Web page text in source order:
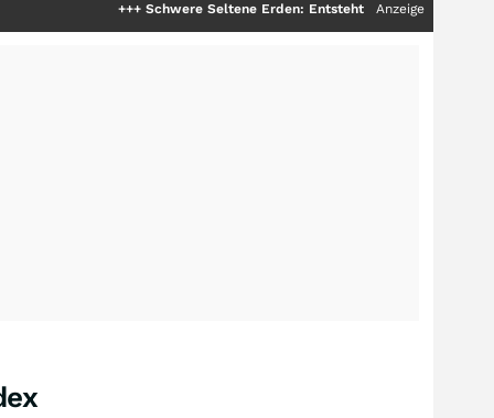
Schwere Seltene Erden: Entsteht hier die nächste
Anzeige